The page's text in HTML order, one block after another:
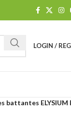
LOGIN /
battantes ELYSIUM